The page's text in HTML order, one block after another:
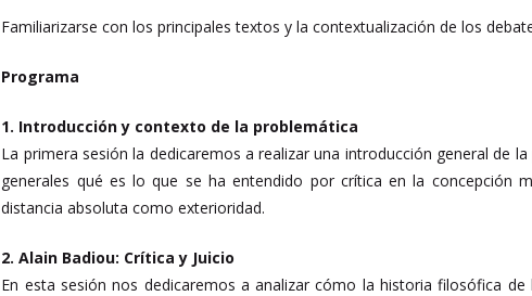
Familiarizarse con los principales textos y la contextualización de los
Programa
1. Introducción y contexto de la problemática
La primera sesión la dedicaremos a realizar una introducción general de
generales qué es lo que se ha entendido por crítica en la concepción
distancia absoluta como exterioridad.
2. Alain Badiou: Crítica y Juicio
En esta sesión nos dedicaremos a analizar cómo la historia filosófica